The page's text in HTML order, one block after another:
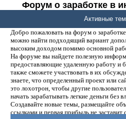
Форум о заработке в
Добро пожаловать на форум о
можно найти подходящий вариант
высоким доходом помимо основной
На форуме вы найдете полезную
предоставляющие удаленную работу и
также сможете участвовать в их
знаете, что определенный проект или
это лохотрон, чтобы другие
начать зарабатывать легкие деньги без
Создавайте новые темы, размещайте
ссылками и первая прибыль не заставит
Активные